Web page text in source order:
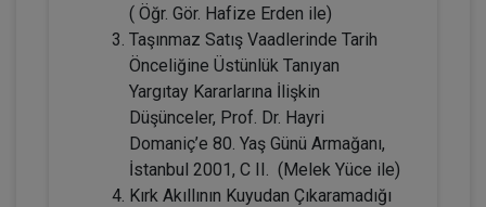
Taşınmaz Hukuku - IV. Medeni Hukuk
Kongresi - VII. Oturum
360 TL Sepete Ekle
Tüketici Hukuku Enstitüsü
( Öğr. Gör. Hafize Erden ile)
Taşınmaz Satış Vaadlerinde Tarih
Önceliğine Üstünlük Tanıyan
Yargıtay Kararlarına İlişkin
Düşünceler, Prof. Dr. Hayri
Domaniç’e 80. Yaş Günü Armağanı,
İstanbul 2001, C II. (Melek Yüce ile)
Kırk Akıllının Kuyudan Çıkaramadığı